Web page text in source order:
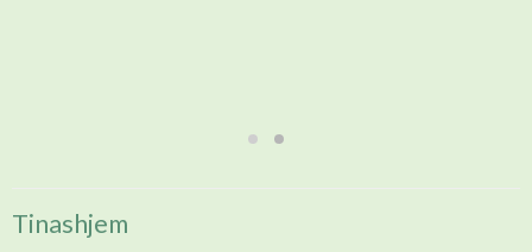
Tinashjem